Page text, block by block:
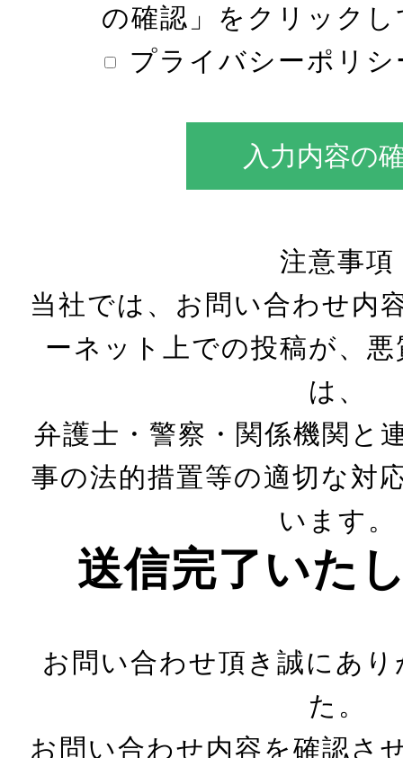
の確認」をクリック
プライバシーポリ
入力内容の
注意事項
当社では、お問い合わせ内
ーネット上での投稿が、
は、
弁護士・警察・関係機関と
事の法的措置等の適切な対
います。
送信完了いた
お問い合わせ頂き誠にあ
た。
お問い合わせ内容を確認さ